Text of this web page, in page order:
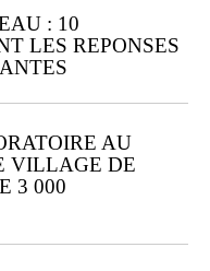
: 10
LES REPONSES
AU
VILLAGE DE
3 000